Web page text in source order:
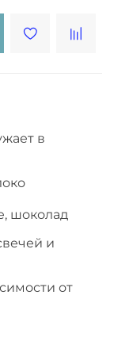
в
шоколад
и
от